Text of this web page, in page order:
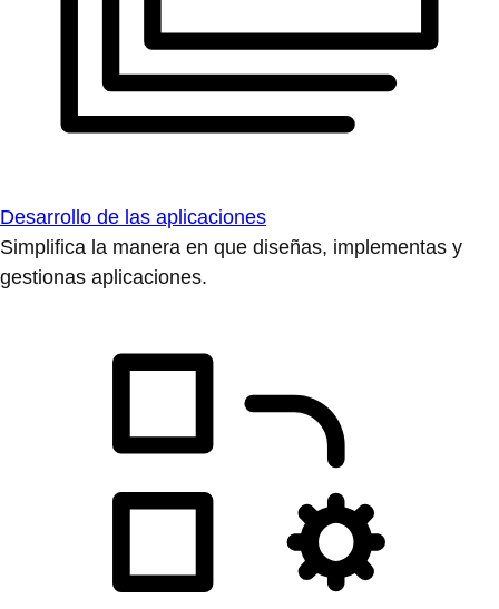
Desarrollo de las aplicaciones
Simplifica la manera en que diseñas, implementas y
gestionas aplicaciones.